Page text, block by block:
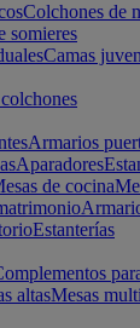
Colchones de
somieres
Camas
Armarios
Aparadores
de cocina
Estanterías
altasMesas